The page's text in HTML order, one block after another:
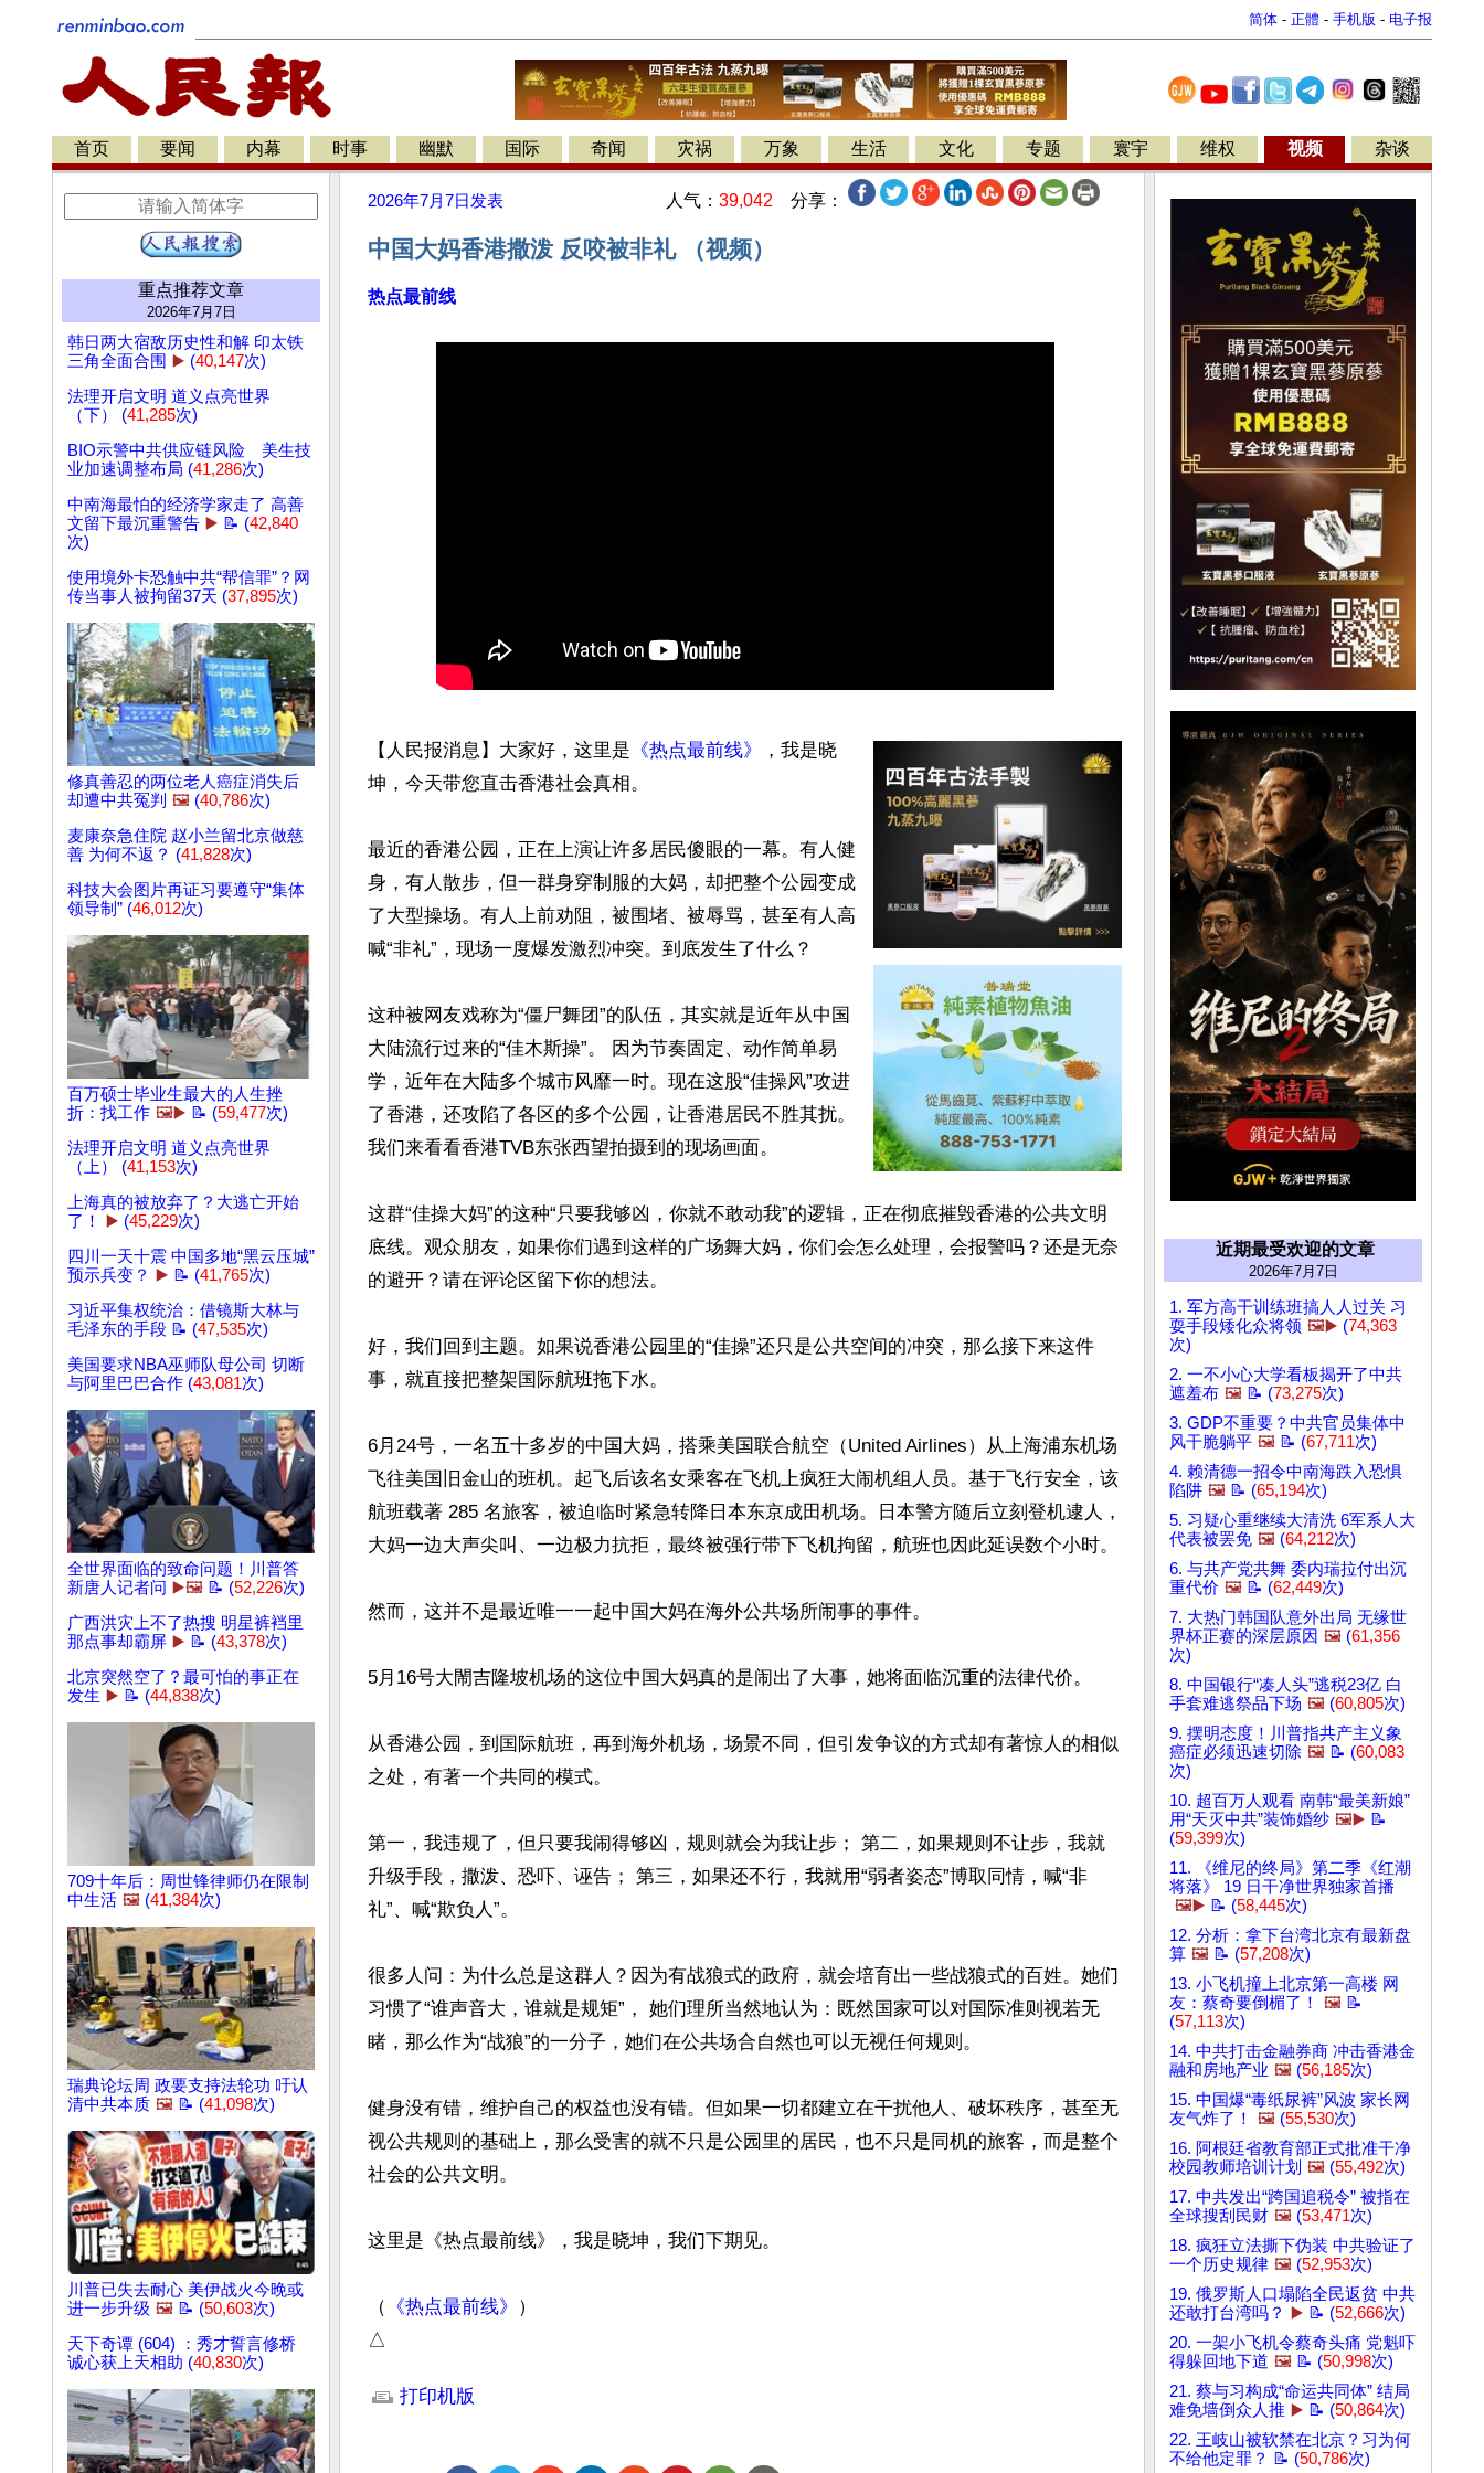
简体 - 正體 - 手机版 - 电子报
首页 要闻 内幕 时事 幽默 国际 奇闻 灾祸 万象 生活 文化 专题 寰宇 维权 视频 杂谈
重点推荐文章
2026年7月7日
韩日两大宿敌历史性和解 印太铁
三角全面合围 ▶️ (40,147次)
法理开启文明 道义点亮世界
（下） (41,285次)
BIO示警中共供应链风险 美生技
业加速调整布局 (41,286次)
中南海最怕的经济学家走了 高善
文留下最沉重警告 ▶️ 📝 (42,840
次)
使用境外卡恐触中共“帮信罪”？网
传当事人被拘留37天 (37,895次)
修真善忍的两位老人癌症消失后
却遭中共冤判 🖼️ (40,786次)
麦康奈急住院 赵小兰留北京做慈
善 为何不返？ (41,828次)
科技大会图片再证习要遵守“集体
领导制” (46,012次)
百万硕士毕业生最大的人生挫
折：找工作 🖼️▶️ 📝 (59,477次)
法理开启文明 道义点亮世界
（上） (41,153次)
上海真的被放弃了？大逃亡开始
了！
▶️ (45,229次)
四川一天十震 中国多地“黑云压城”
预示兵变？
▶️ 📝 (41,765次)
习近平集权统治：借镜斯大林与
毛泽东的手段 📝 (47,535次)
美国要求NBA巫师队母公司 切断
与阿里巴巴合作 (43,081次)
全世界面临的致命问题！川普答
新唐人记者问 ▶️🖼️ 📝 (52,226次)
广西洪灾上不了热搜 明星裤裆里
那点事却霸屏 ▶️ 📝 (43,378次)
北京突然空了？最可怕的事正在
发生 ▶️ 📝 (44,838次)
709十年后：周世锋律师仍在限制
中生活 🖼️ (41,384次)
瑞典论坛周 政要支持法轮功 吁认
清中共本质 🖼️ 📝 (41,098次)
川普已失去耐心 美伊战火今晚或
进一步升级 🖼️ 📝 (50,603次)
天下奇谭 (604) ：秀才誓言修桥
诚心获上天相助 (40,830次)
2026年7月7日 发表 人气： 39,042 分享：
中国大妈香港撒泼 反咬被非礼 （视频）
热点最前线
【人民报消息】大家好，这里是 《热点最前线》
，我是晓
坤，今天带您直击香港社会真相。
最近的香港公园，正在上演让许多居民傻眼的一幕。有人健
身，有人散步，但一群身穿制服的大妈，却把整个公园变成
了大型操场。有人上前劝阻，被围堵、被辱骂，甚至有人高
喊“非礼”，现场一度爆发激烈冲突。到底发生了什么？
这种被网友戏称为“僵尸舞团”的队伍，其实就是近年从中国
大陆流行过来的“佳木斯操”。 因为节奏固定、动作简单易
学，近年在大陆多个城市风靡一时。现在这股“佳操风”攻进
了香港，还攻陷了各区的多个公园，让香港居民不胜其扰。
我们来看看香港TVB东张西望拍摄到的现场画面。
这群“佳操大妈”的这种“只要我够凶，你就不敢动我”的逻辑，正在彻底摧毁香港的公共文明
底线。观众朋友，如果你们遇到这样的广场舞大妈，你们会怎么处理，会报警吗？还是无奈
的避开？请在评论区留下你的想法。
好，我们回到主题。如果说香港公园里的“佳操”还只是公共空间的冲突，那么接下来这件
事，就直接把整架国际航班拖下水。
6月24号，一名五十多岁的中国大妈，搭乘美国联合航空（United Airlines）从上海浦东机场
飞往美国旧金山的班机。起飞后该名女乘客在飞机上疯狂大闹机组人员。基于飞行安全，该
航班载著 285 名旅客，被迫临时紧急转降日本东京成田机场。日本警方随后立刻登机逮人，
大妈一边大声尖叫、一边极力抗拒，最终被强行带下飞机拘留，航班也因此延误数个小时。
然而，这并不是最近唯一一起中国大妈在海外公共场所闹事的事件。
5月16号大閙吉隆坡机场的这位中国大妈真的是闹出了大事，她将面临沉重的法律代价。
从香港公园，到国际航班，再到海外机场，场景不同，但引发争议的方式却有著惊人的相似
之处，有著一个共同的模式。
第一，我违规了，但只要我闹得够凶，规则就会为我让步； 第二，如果规则不让步，我就
升级手段，撒泼、恐吓、诬告； 第三，如果还不行，我就用“弱者姿态”博取同情，喊“非
礼”、喊“欺负人”。
很多人问：为什么总是这群人？因为有战狼式的政府，就会培育出一些战狼式的百姓。她们
习惯了“谁声音大，谁就是规矩”， 她们理所当然地认为：既然国家可以对国际准则视若无
睹，那么作为“战狼”的一分子，她们在公共场合自然也可以无视任何规则。
健身没有错，维护自己的权益也没有错。但如果一切都建立在干扰他人、破坏秩序，甚至无
视公共规则的基础上，那么受害的就不只是公园里的居民，也不只是同机的旅客，而是整个
社会的公共文明。
这里是《热点最前线》，我是晓坤，我们下期见。
（ 《热点最前线》 ）
△
打印机版
近期最受欢迎的文章
2026年7月7日
1. 军方高干训练班搞人人过关 习
耍手段矮化众将领 🖼️▶️ (74,363
次)
2. 一不小心大学看板揭开了中共
遮羞布 🖼️ 📝 (73,275次)
3. GDP不重要？中共官员集体中
风干脆躺平 🖼️ 📝 (67,711次)
4. 赖清德一招令中南海跌入恐惧
陷阱 🖼️ 📝 (65,194次)
5. 习疑心重继续大清洗 6军系人大
代表被罢免 🖼️ (64,212次)
6. 与共产党共舞 委内瑞拉付出沉
重代价 🖼️ 📝 (62,449次)
7. 大热门韩国队意外出局 无缘世
界杯正赛的深层原因 🖼️ (61,356
次)
8. 中国银行“凑人头”逃税23亿 白
手套难逃祭品下场 🖼️ (60,805次)
9. 摆明态度！川普指共产主义象
癌症必须迅速切除 🖼️ 📝 (60,083
次)
10. 超百万人观看 南韩“最美新娘”
用“天灭中共”装饰婚纱 🖼️▶️ 📝
(59,399次)
11. 《维尼的终局》第二季《红潮
将落》 19 日干净世界独家首播
🖼️▶️ 📝 (58,445次)
12. 分析：拿下台湾北京有最新盘
算 🖼️ 📝 (57,208次)
13. 小飞机撞上北京第一高楼 网
友：蔡奇要倒楣了！
🖼️ 📝
(57,113次)
14. 中共打击金融券商 冲击香港金
融和房地产业 🖼️ (56,185次)
15. 中国爆“毒纸尿裤”风波 家长网
友气炸了！
🖼️ (55,530次)
16. 阿根廷省教育部正式批准干净
校园教师培训计划 🖼️ (55,492次)
17. 中共发出“跨国追税令” 被指在
全球搜刮民财 🖼️ (53,471次)
18. 疯狂立法撕下伪装 中共验证了
一个历史规律 🖼️ (52,953次)
19. 俄罗斯人口塌陷全民返贫 中共
还敢打台湾吗？
▶️ 📝 (52,666次)
20. 一架小飞机令蔡奇头痛 党魁吓
得躲回地下道 🖼️ 📝 (50,998次)
21. 蔡与习构成“命运共同体” 结局
难免墙倒众人推 ▶️ 📝 (50,864次)
22. 王岐山被软禁在北京？习为何
不给他定罪？ 📝 (50,786次)